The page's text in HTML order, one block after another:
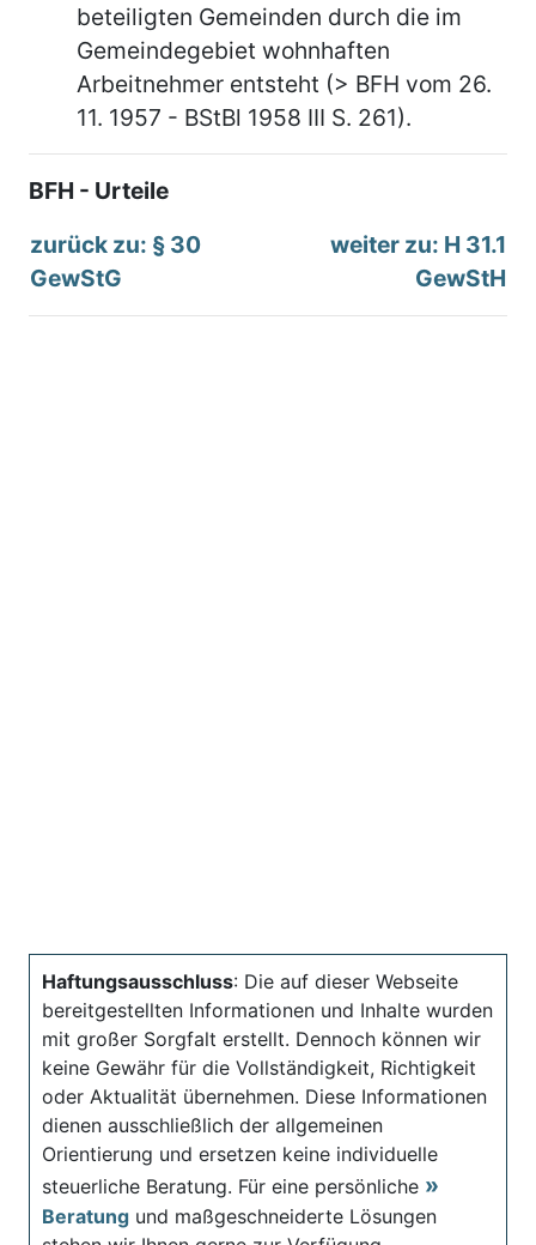
beteiligten Gemeinden durch die im
Gemeindegebiet wohnhaften
Arbeitnehmer entsteht (> BFH vom 26.
11. 1957 - BStBl 1958 III S. 261).
BFH - Urteile
zurück zu: § 30
GewStG
weiter zu: H 31.1
GewStH
Haftungsausschluss: Die auf dieser Webseite
bereitgestellten Informationen und Inhalte wurden
mit großer Sorgfalt erstellt. Dennoch können wir
keine Gewähr für die Vollständigkeit, Richtigkeit
oder Aktualität übernehmen. Diese Informationen
dienen ausschließlich der allgemeinen
Orientierung und ersetzen keine individuelle
steuerliche Beratung. Für eine persönliche
Beratung und maßgeschneiderte Lösungen